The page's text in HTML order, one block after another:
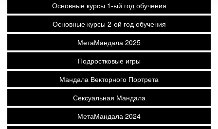
Основные курсы 1-ый год обучения
Основные курсы 2-ой год обучения
МетаМандала 2025
Подростковые игры
Мандала Векторного Портрета
Сексуальная Мандала
МетаМандала 2024